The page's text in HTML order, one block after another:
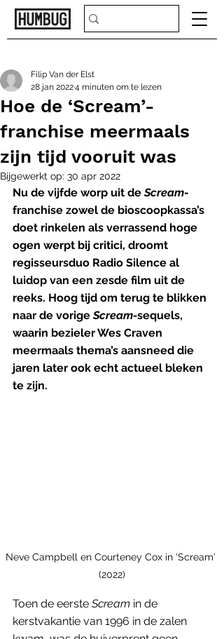
Hoe de ‘Scream’-
franchise meermaals
zijn tijd vooruit was
Filip Van der Elst
28 jan 20224 minuten om te lezen
Bijgewerkt op: 30 apr 2022
Nu de vijfde worp uit de Scream-
franchise zowel de bioscoopkassa’s
doet rinkelen als verrassend hoge
ogen werpt bij critici, droomt
regisseursduo Radio Silence al
luidop van een zesde film uit de
reeks. Hoog tijd om terug te blikken
naar de vorige Scream-sequels,
waarin bezieler Wes Craven
meermaals thema’s aansneed die
jaren later ook echt actueel bleken
te zijn.
Neve Campbell en Courteney Cox in 'Scream'
(2022)
Toen de eerste Scream in de
kerstvakantie van 1996 in de zalen